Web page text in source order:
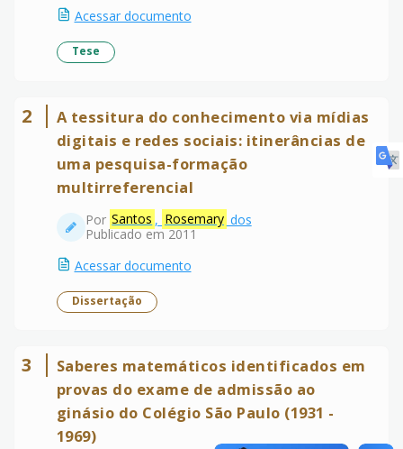
Acessar documento
Tese
2
A tessitura do conhecimento via mídias
digitais e redes sociais: itinerâncias de
uma pesquisa-formação
multirreferencial
Por Santos , Rosemary dos
Publicado em 2011
Acessar documento
Dissertação
3
Saberes matemáticos identificados em
provas do exame de admissão ao
ginásio do Colégio São Paulo (1931 -
1969)